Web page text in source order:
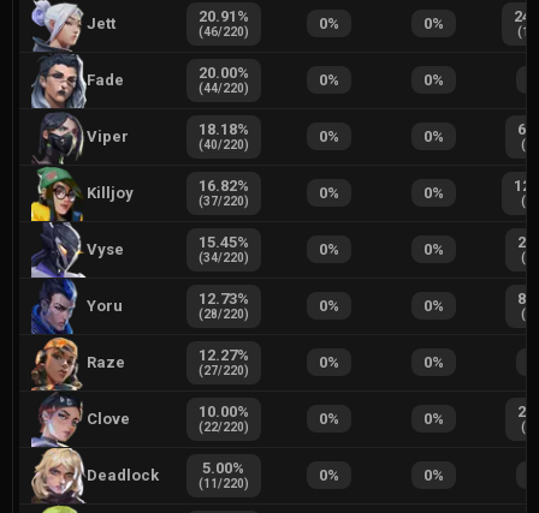
Jett 20.91 %
(46/220) 0% 0% (12
Fade 20.00%
(44/220) 0% 0%
Viper 18.18%
(40/220) 0% 0% (3
Killjoy 16.82%
(37/220) 0% 0% (6
Vyse 15.45%
(34/220) 0% 0% (1
Yoru 12.73%
(28/220) 0% 0% (4
Raze 12.27%
(27/220) 0% 0%
Clove 10.00%
(22/220) 0% 0% (1
Deadlock 5.00%
(11/220) 0% 0%